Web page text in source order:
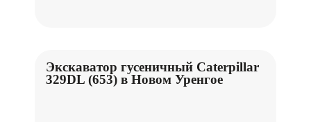
Экскаватор гусеничный Caterpillar
329DL (653) в Новом Уренгое